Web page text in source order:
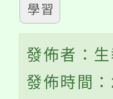
學習
發佈者：
發佈時間